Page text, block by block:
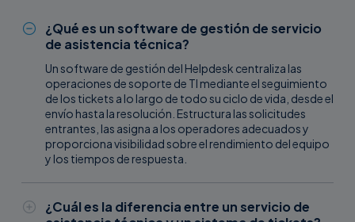
¿Qué es un software de gestión de servicio
de asistencia técnica?
Un software de gestión del Helpdesk centraliza las
operaciones de soporte de TI mediante el seguimiento
de los tickets a lo largo de todo su ciclo de vida, desde el
envío hasta la resolución. Estructura las solicitudes
entrantes, las asigna a los operadores adecuados y
proporciona visibilidad sobre el rendimiento del equipo
y los tiempos de respuesta.
¿Cuál es la diferencia entre un servicio de